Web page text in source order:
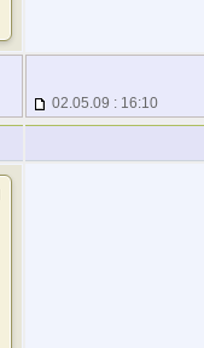
02.05.09 : 16:10